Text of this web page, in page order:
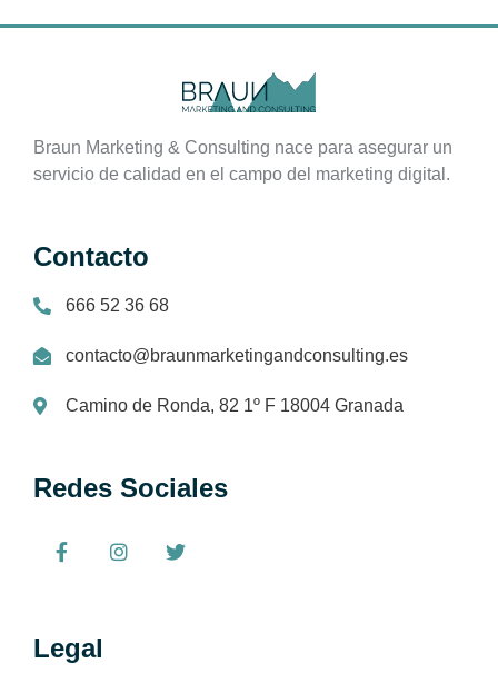
Braun Marketing & Consulting nace para asegurar un
servicio de calidad en el campo del marketing digital.
Contacto
666 52 36 68
contacto@braunmarketingandconsulting.es
Camino de Ronda, 82 1º F 18004 Granada
Redes Sociales
Legal